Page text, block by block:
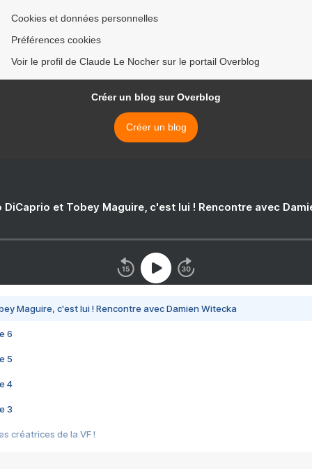
Cookies et données personnelles
Préférences cookies
Voir le profil de Claude Le Nocher sur le portail Overblog
Créer un blog sur Overblog
Créer un blog
DiCaprio et Tobey Maguire, c'est lui ! Rencontre avec
Maguire, c'est lui ! Rencontre avec Damien Witecka
6
5
4
3
créatrices de la VF !